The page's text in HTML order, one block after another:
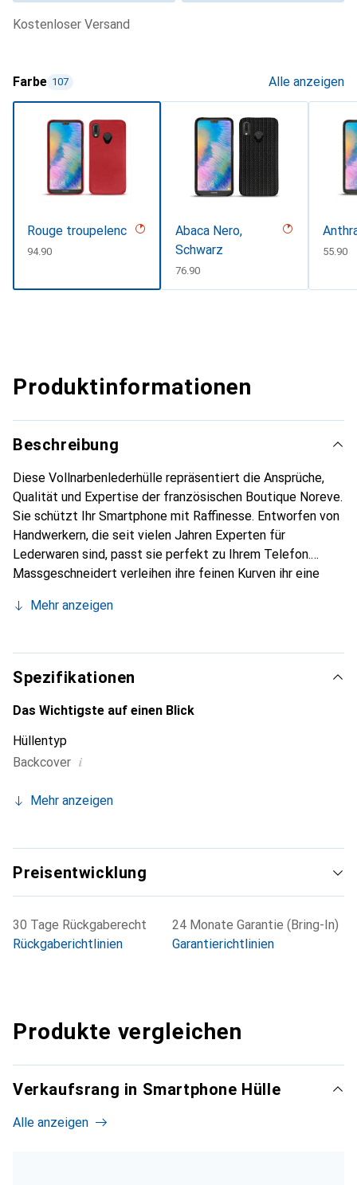
kostenloser Versand
Farbe 107 Alle anzeigen
Rouge troupelenc
CHF
94.90
Abaca Nero,
Schwarz
CHF
76.90
CHF
55.90
Produktinformationen
Beschreibung
Diese Vollnarbenlederhülle repräsentiert die Ansprüche,
Qualität und Expertise der französischen Boutique Noreve.
Sie schützt Ihr Smartphone mit Raffinesse. Entworfen von
Handwerkern, die seit vielen Jahren Experten für
Lederwaren sind, passt sie perfekt zu Ihrem Telefon.
Massgeschneidert verleihen ihre feinen Kurven ihr eine
unverzichtbaren Accessoire für Ihr Smartphone.
die Marke Noreve eine sichere Wahl für eine
anspruchsvolle Kundschaft.
Mehr anzeigen
Spezifikationen
Das Wichtigste auf einen Blick
Hüllentyp
Backcover i
Mehr anzeigen
Preisentwicklung
30 Tage Rückgaberecht
Rückgaberichtlinien
24 Monate Garantie (Bring-In)
Garantierichtlinien
Produkte vergleichen
Verkaufsrang in Smartphone Hülle
Alle anzeigen